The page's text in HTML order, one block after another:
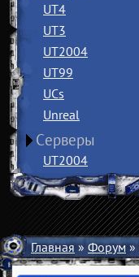
UT4
UT3
UT2004
UT99
UCs
Unreal
Серверы
UT2004
Главная»Форум»